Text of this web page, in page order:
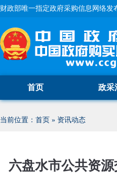
财政部唯一指定政府采购信息网络
首页 政采
当前位置： 首页 » 资讯动态
六盘水市公共资